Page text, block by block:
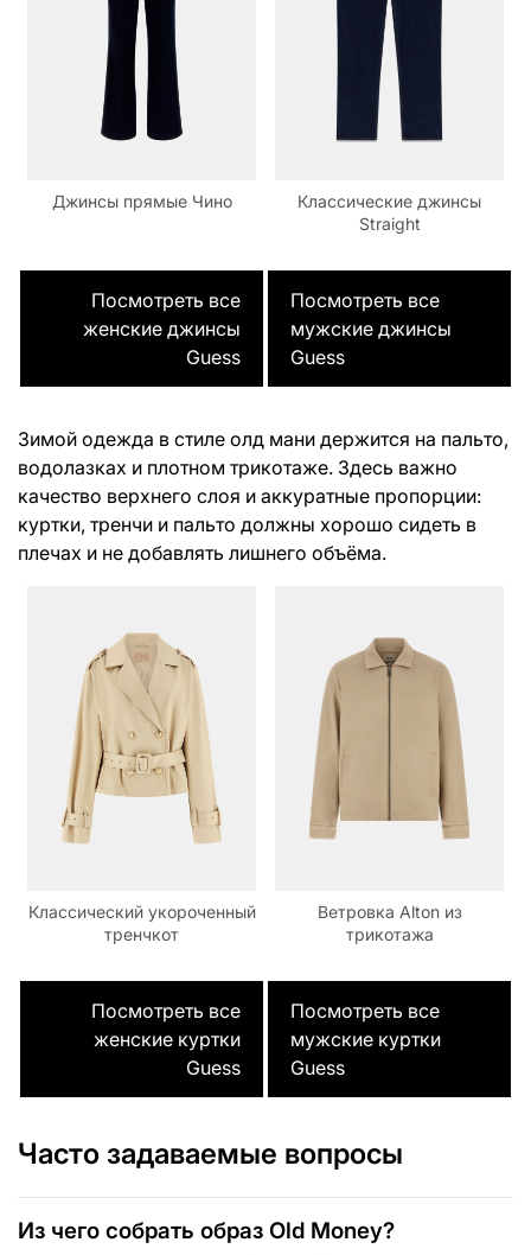
Джинсы прямые Чино
Классические джинсы
Straight
Посмотреть все
женские джинсы
Guess
Посмотреть все
мужские джинсы
Guess
Зимой одежда в стиле олд мани держится на пальто,
водолазках и плотном трикотаже. Здесь важно
качество верхнего слоя и аккуратные пропорции:
куртки, тренчи и пальто должны хорошо сидеть в
плечах и не добавлять лишнего объёма.
Классический укороченный
тренчкот
Ветровка Alton из
трикотажа
Посмотреть все
женские куртки
Guess
Посмотреть все
мужские куртки
Guess
Часто задаваемые вопросы
Из чего собрать образ Old Money?